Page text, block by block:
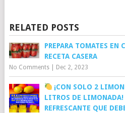
RELATED POSTS
PREPARA TOMATES EN
RECETA CASERA
No Comments| Dec 2, 2023
¡CON SOLO 2
LITROS DE LIMONADA!
REFRESCANTE QUE